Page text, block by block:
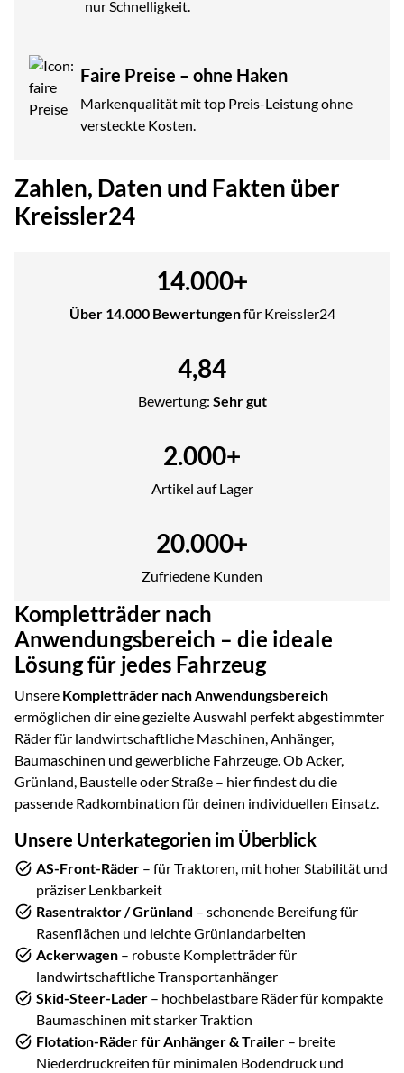
nur Schnelligkeit.
Faire Preise – ohne Haken
Markenqualität mit top Preis-Leistung ohne
versteckte Kosten.
Zahlen, Daten und Fakten über
Kreissler24
14.000+
Über 14.000 Bewertungenfür Kreissler24
4,84
Bewertung: Sehr gut
2.000+
Artikel auf Lager
20.000+
Zufriedene Kunden
Kompletträder nach
Anwendungsbereich – die ideale
Lösung für jedes Fahrzeug
Unsere Kompletträder nach Anwendungsbereich
ermöglichen dir eine gezielte Auswahl perfekt abgestimmter
Räder für landwirtschaftliche Maschinen, Anhänger,
Baumaschinen und gewerbliche Fahrzeuge. Ob Acker,
Grünland, Baustelle oder Straße – hier findest du die
passende Radkombination für deinen individuellen Einsatz.
Unsere Unterkategorien im Überblick
AS-Front-Räder – für Traktoren, mit hoher Stabilität und
präziser Lenkbarkeit
Rasentraktor / Grünland – schonende Bereifung für
Rasenflächen und leichte Grünlandarbeiten
Ackerwagen – robuste Kompletträder für
landwirtschaftliche Transportanhänger
Skid-Steer-Lader – hochbelastbare Räder für kompakte
Baumaschinen mit starker Traktion
Flotation-Räder für Anhänger & Trailer – breite
Niederdruckreifen für minimalen Bodendruck und